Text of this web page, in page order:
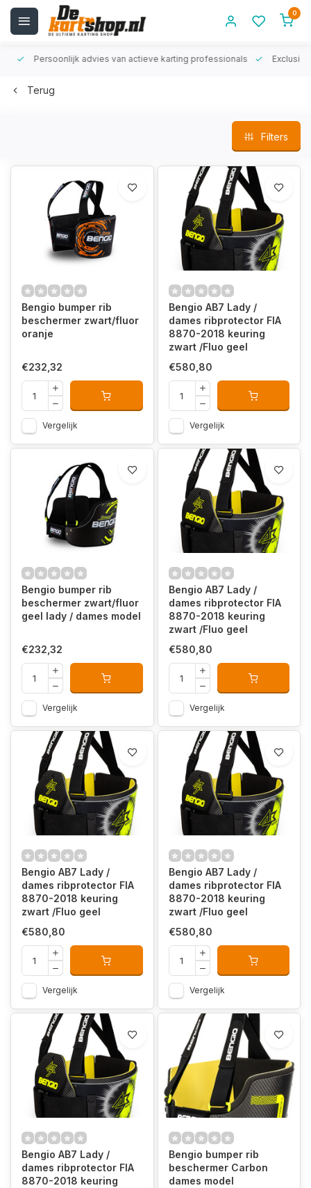
0
Persoonlijk advies van actieve karting professionals
Terug
Filters
Bengio bumper rib
beschermer zwart/fluor
oranje
€232,32
Vergelijk
Bengio AB7 Lady /
dames ribprotector FIA
8870-2018 keuring
zwart /Fluo geel
€580,80
Vergelijk
Bengio bumper rib
beschermer zwart/fluor
geel lady / dames model
€232,32
Vergelijk
Bengio AB7 Lady /
dames ribprotector FIA
8870-2018 keuring
zwart /Fluo geel
€580,80
Vergelijk
Bengio AB7 Lady /
dames ribprotector FIA
8870-2018 keuring
zwart /Fluo geel
€580,80
Vergelijk
Bengio AB7 Lady /
dames ribprotector FIA
8870-2018 keuring
zwart /Fluo geel
€580,80
Vergelijk
Bengio AB7 Lady /
dames ribprotector FIA
8870-2018 keuring
Bengio bumper rib
beschermer Carbon
dames model